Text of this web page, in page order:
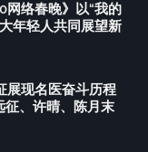
网络春晚》以“我的
年轻人共同展望新
展现名医奋斗历程
征、许晴、陈月末